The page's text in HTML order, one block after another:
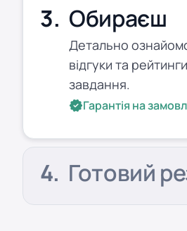
Обираєш
Детально
відгуки та
завдання.
Гарантія на
Готовий